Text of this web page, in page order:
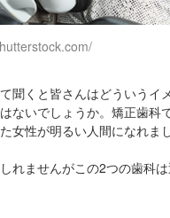
聞くと皆さんはどういう
ないでしょうか。矯正歯科
女性が明るい人間になれま
れませんがこの2つの歯科